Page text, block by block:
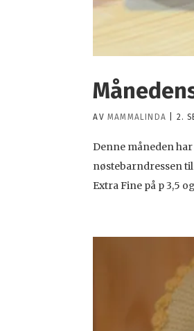
AVMAMMALINDA 2.
Denne måneden
nøstebarndressen
Extra Fine på p 3,5